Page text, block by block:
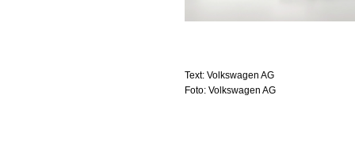
Text: Volkswagen AG
Foto: Volkswagen AG